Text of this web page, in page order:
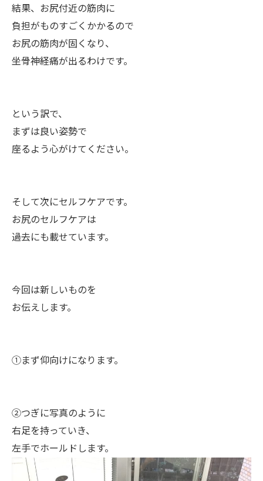
結果、お尻付近の筋肉に
負担がものすごくかかるので
お尻の筋肉が固くなり、
坐骨神経痛が出るわけです。
という訳で、
まずは良い姿勢で
座るよう心がけてください。
そして次にセルフケアです。
お尻のセルフケアは
過去にも載せています。
今回は新しいものを
お伝えします。
①まず仰向けになります。
②つぎに写真のように
右足を持っていき、
左手でホールドします。